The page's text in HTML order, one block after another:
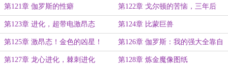
第121章 伽罗斯的性癖 第122章 戈尔顿的苦恼，三年后
第123章 进化，超带电激昂态 第124章 比蒙巨兽
第125章 激昂态！金色的凶星！
（大章）
第126章 伽罗斯：我的强大全靠自
己
第127章 龙心进化，棘刺进化 第128章 炼金魔像图纸